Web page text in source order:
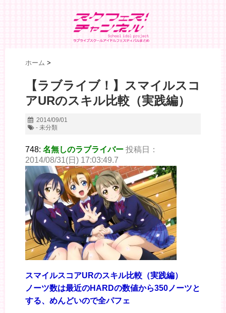
ホーム >
【ラブライブ！】スマイルスコ
アURのスキル比較（実践編）
2014/09/01
- 未分類
748: 名無しのラブライバー 投稿日：
2014/08/31(日) 17:03:49.7
スマイルスコアURのスキル比較（実践編）
ノーツ数は最近のHARDの数値から350ノーツと
する、めんどいので全パフェ